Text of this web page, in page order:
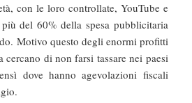
con le loro controllate, YouTube e
del 60% della spesa pubblicitaria
Motivo questo degli enormi profitti
cercano di non farsi tassare nei paesi
dove hanno agevolazioni fiscali